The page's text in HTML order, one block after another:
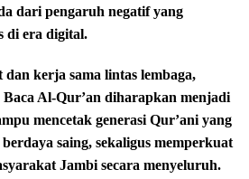
dari pengaruh negatif yang
di era digital.
kerja sama lintas lembaga,
Al-Qur’an diharapkan menjadi
mencetak generasi Qur’ani yang
saing, sekaligus memperkuat
Jambi secara menyeluruh.